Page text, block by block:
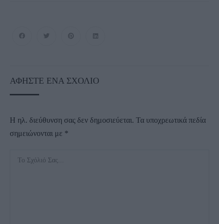
ΑΦΉΣΤΕ ΈΝΑ ΣΧΌΛΙΟ
Η ηλ. διεύθυνση σας δεν δημοσιεύεται. Τα υποχρεωτικά πεδία
σημειώνονται με *